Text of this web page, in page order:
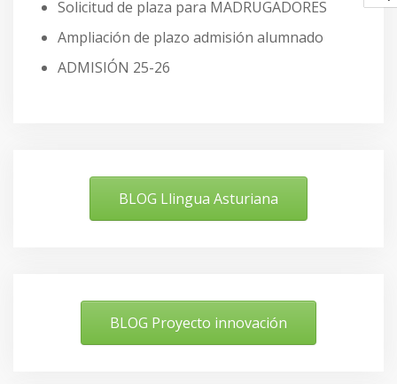
Solicitud de plaza para MADRUGADORES
Ampliación de plazo admisión alumnado
ADMISIÓN 25-26
BLOG Llingua Asturiana
BLOG Proyecto innovación